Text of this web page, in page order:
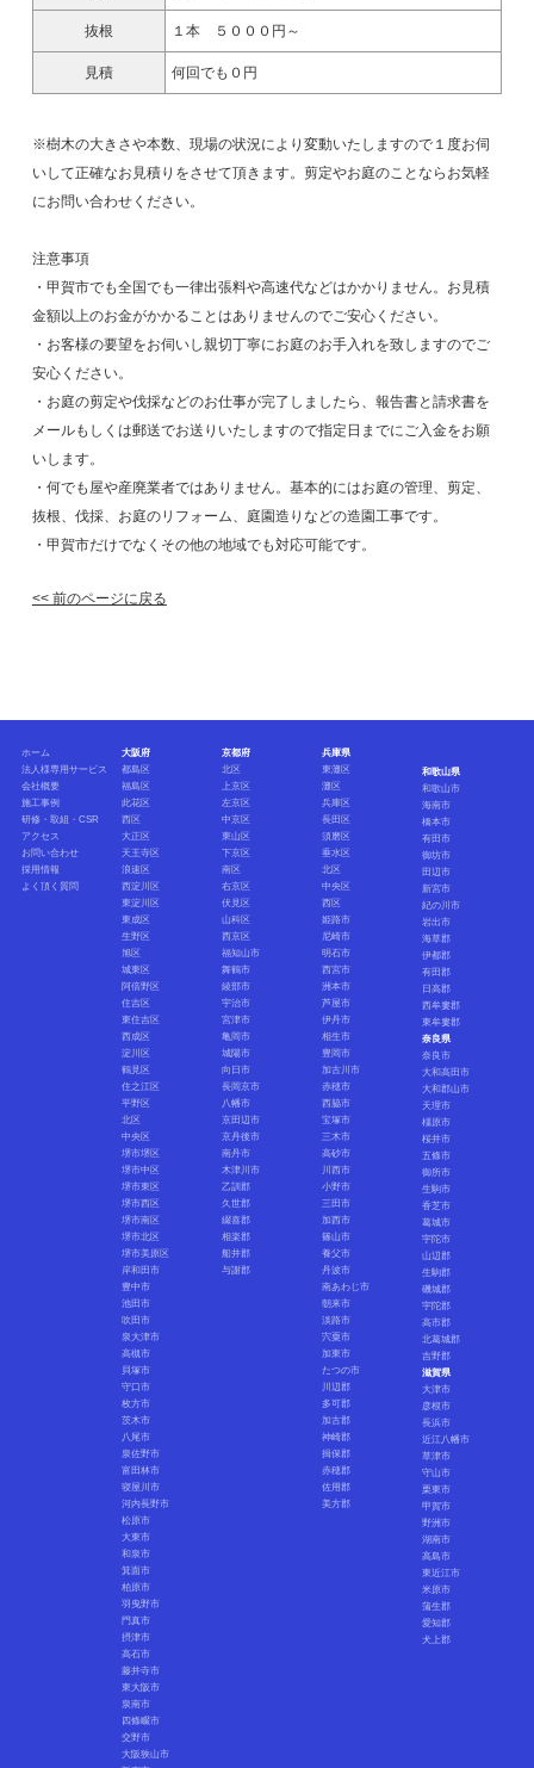
抜根 １本 ５０００円～
見積 何回でも０円
※樹木の大きさや本数、現場の状況により変動いたしますので１度お伺
いして正確なお見積りをさせて頂きます。剪定やお庭のことならお気軽
にお問い合わせください。
注意事項
・甲賀市でも全国でも一律出張料や高速代などはかかりません。お見積
金額以上のお金がかかることはありませんのでご安心ください。
・お客様の要望をお伺いし親切丁寧にお庭のお手入れを致しますのでご
安心ください。
・お庭の剪定や伐採などのお仕事が完了しましたら、報告書と請求書を
メールもしくは郵送でお送りいたしますので指定日までにご入金をお願
いします。
・何でも屋や産廃業者ではありません。基本的にはお庭の管理、剪定、
抜根、伐採、お庭のリフォーム、庭園造りなどの造園工事です。
・甲賀市だけでなくその他の地域でも対応可能です。
<< 前のページに戻る
ホーム
法人様専用サービス
会社概要
施工事例
研修・取組・CSR
アクセス
お問い合わせ
採用情報
よく頂く質問
大阪府
都島区
福島区
此花区
西区
大正区
天王寺区
浪速区
西淀川区
東淀川区
東成区
生野区
旭区
城東区
阿倍野区
住吉区
東住吉区
西成区
淀川区
鶴見区
住之江区
平野区
北区
中央区
堺市堺区
堺市中区
堺市東区
堺市西区
堺市南区
堺市北区
堺市美原区
岸和田市
豊中市
池田市
吹田市
泉大津市
高槻市
貝塚市
守口市
枚方市
茨木市
八尾市
泉佐野市
富田林市
寝屋川市
河内長野市
松原市
大東市
和泉市
箕面市
柏原市
羽曳野市
門真市
摂津市
高石市
藤井寺市
東大阪市
泉南市
四條畷市
交野市
大阪狭山市
京都府
北区
上京区
左京区
中京区
東山区
下京区
南区
右京区
伏見区
山科区
西京区
福知山市
舞鶴市
綾部市
宇治市
宮津市
亀岡市
城陽市
向日市
長岡京市
八幡市
京田辺市
京丹後市
南丹市
木津川市
乙訓郡
久世郡
綴喜郡
相楽郡
船井郡
与謝郡
兵庫県
東灘区
灘区
兵庫区
長田区
須磨区
垂水区
北区
中央区
西区
姫路市
尼崎市
明石市
西宮市
洲本市
芦屋市
伊丹市
相生市
豊岡市
加古川市
赤穂市
西脇市
宝塚市
三木市
高砂市
川西市
小野市
三田市
加西市
篠山市
養父市
丹波市
南あわじ市
朝来市
淡路市
宍粟市
加東市
たつの市
川辺郡
多可郡
加古郡
神崎郡
揖保郡
赤穂郡
佐用郡
美方郡
和歌山県
和歌山市
海南市
橋本市
有田市
御坊市
田辺市
新宮市
紀の川市
岩出市
海草郡
伊都郡
有田郡
日高郡
西牟婁郡
東牟婁郡
奈良県
奈良市
大和高田市
大和郡山市
天理市
橿原市
桜井市
五條市
御所市
生駒市
香芝市
葛城市
宇陀市
山辺郡
生駒郡
磯城郡
宇陀郡
高市郡
北葛城郡
吉野郡
滋賀県
大津市
彦根市
長浜市
近江八幡市
草津市
守山市
栗東市
甲賀市
野洲市
湖南市
高島市
東近江市
米原市
蒲生郡
愛知郡
犬上郡